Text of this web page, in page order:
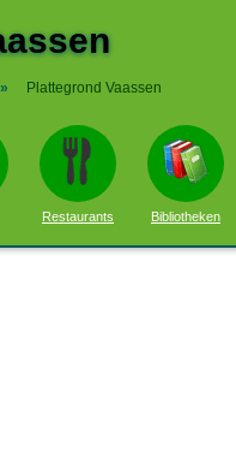
» Plattegrond Vaassen
Restaurants Bibliotheken